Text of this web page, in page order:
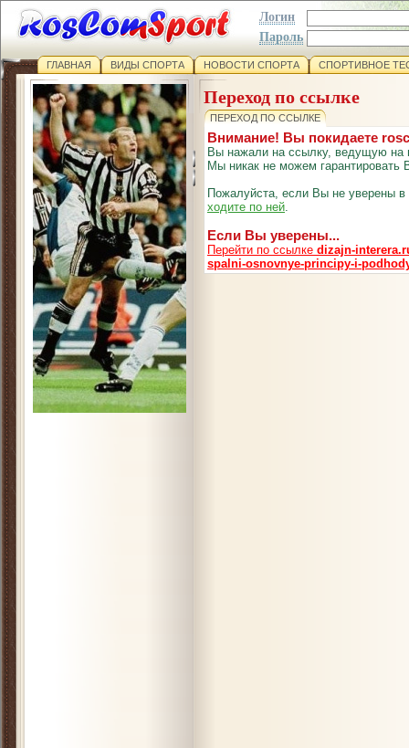
Логин
Пароль
ГЛАВНАЯ ВИДЫ СПОРТА НОВОСТИ СПОРТА СПОРТИВНОЕ
Переход по ссылке
ПЕРЕХОД ПО ССЫЛКЕ
Внимание! Вы покидаете
Вы нажали на ссылку, ведущую на
Мы никак не можем гарантировать
Пожалуйста, если Вы не уверены
ходите по ней.
Если Вы уверены...
Перейти по ссылке dizajn-
spalni-osnovnye-principy-i-